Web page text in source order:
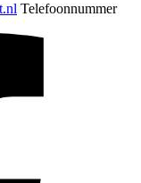
Telefoonnummer